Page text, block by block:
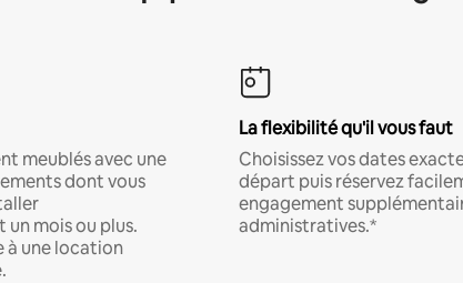
meublés avec une
dont vous
mois ou plus.
à une location
La flexibilité qu'il vous faut
Choisissez vos dates
départ puis réservez
engagement
administratives.*